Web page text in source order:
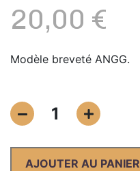
20,00 €
Modèle breveté ANGG.
quantité
de
1
AJOUTER AU PANIER